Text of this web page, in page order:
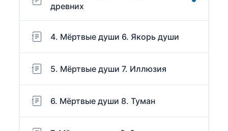
древних
4. Мёртвые души 6. Якорь души
5. Мёртвые души 7. Иллюзия
6. Мёртвые души 8. Туман